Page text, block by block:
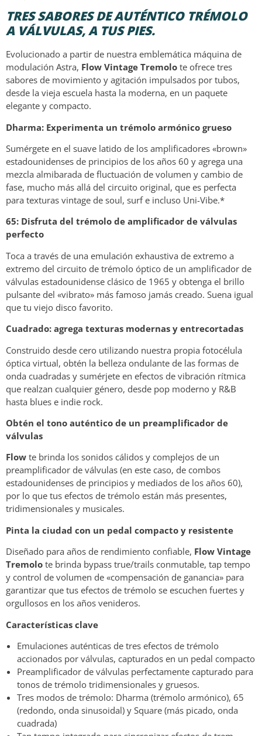
TRES SABORES DE AUTÉNTICO TRÉMOLO
A VÁLVULAS, A TUS PIES.
Evolucionado a partir de nuestra emblemática máquina de
modulación Astra, Flow Vintage Tremolo te ofrece tres
sabores de movimiento y agitación impulsados por tubos,
desde la vieja escuela hasta la moderna, en un paquete
elegante y compacto.
Dharma: Experimenta un trémolo armónico grueso
Sumérgete en el suave latido de los amplificadores «brown»
estadounidenses de principios de los años 60 y agrega una
mezcla almibarada de fluctuación de volumen y cambio de
fase, mucho más allá del circuito original, que es perfecta
para texturas vintage de soul, surf e incluso Uni-Vibe.*
65: Disfruta del trémolo de amplificador de válvulas
perfecto
Toca a través de una emulación exhaustiva de extremo a
extremo del circuito de trémolo óptico de un amplificador de
válvulas estadounidense clásico de 1965 y obtenga el brillo
pulsante del «vibrato» más famoso jamás creado. Suena igual
que tu viejo disco favorito.
Cuadrado: agrega texturas modernas y entrecortadas
Construido desde cero utilizando nuestra propia fotocélula
óptica virtual, obtén la belleza ondulante de las formas de
onda cuadradas y sumérjete en efectos de vibración rítmica
que realzan cualquier género, desde pop moderno y R&B
hasta blues e indie rock.
Obtén el tono auténtico de un preamplificador de
válvulas
Flow te brinda los sonidos cálidos y complejos de un
preamplificador de válvulas (en este caso, de combos
estadounidenses de principios y mediados de los años 60),
por lo que tus efectos de trémolo están más presentes,
tridimensionales y musicales.
Pinta la ciudad con un pedal compacto y resistente
Diseñado para años de rendimiento confiable, Flow Vintage
Tremolo te brinda bypass true/trails conmutable, tap tempo
y control de volumen de «compensación de ganancia» para
garantizar que tus efectos de trémolo se escuchen fuertes y
orgullosos en los años venideros.
Características clave
Emulaciones auténticas de tres efectos de trémolo
accionados por válvulas, capturados en un pedal compacto
Preamplificador de válvulas perfectamente capturado para
tonos de trémolo tridimensionales y gruesos.
Tres modos de trémolo: Dharma (trémolo armónico), 65
(redondo, onda sinusoidal) y Square (más picado, onda
cuadrada)